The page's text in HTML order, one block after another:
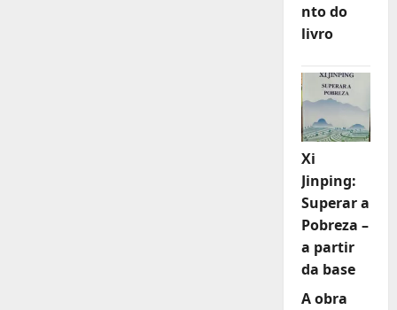
nto do
livro
Xi
Jinping:
Superar a
Pobreza –
a partir
da base
A obra